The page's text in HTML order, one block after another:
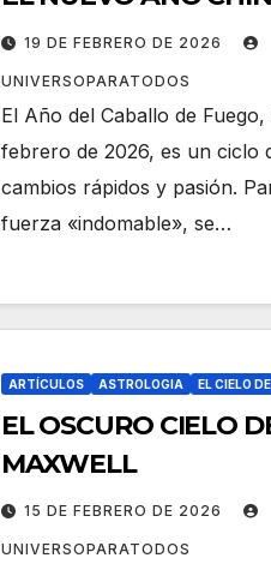
19 DE FEBRERO DE 2026
UNIVERSOPARATODOS
El Año del Caballo de
febrero de 2026, es un ciclo
cambios rápidos y pasión.
fuerza «indomable», se…
ARTÍCULOS ASTROLOGIA EL CIELO
EL OSCURO CIELO
MAXWELL
15 DE FEBRERO DE 2026
UNIVERSOPARATODOS